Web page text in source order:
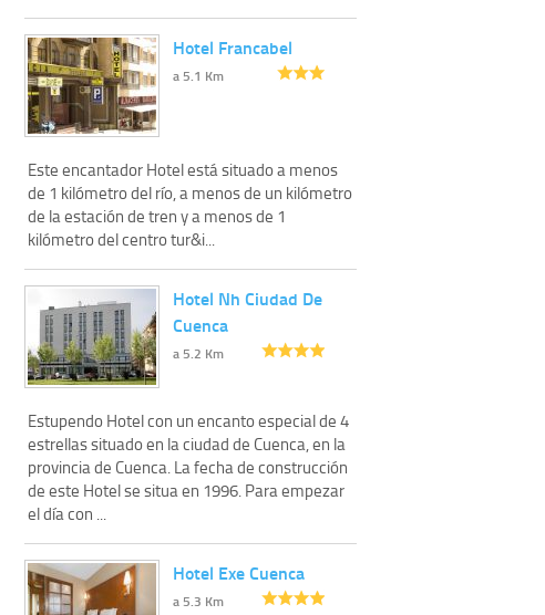
Hotel Francabel
a 5.1 Km
Este encantador Hotel está situado a menos
de 1 kilómetro del río, a menos de un kilómetro
de la estación de tren y a menos de 1
kilómetro del centro tur&i...
Hotel Nh Ciudad De
Cuenca
a 5.2 Km
Estupendo Hotel con un encanto especial de 4
estrellas situado en la ciudad de Cuenca, en la
provincia de Cuenca. La fecha de construcción
de este Hotel se situa en 1996. Para empezar
el día con ...
Hotel Exe Cuenca
a 5.3 Km